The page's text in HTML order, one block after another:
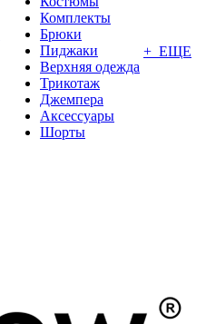
Комплекты
Брюки
Пиджаки
Верхняя одежда
Трикотаж
Джемпера
Аксессуары
Шорты
+ ЕЩЕ